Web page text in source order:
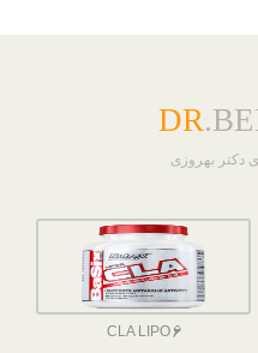
DR
دکتر بهروزی
CLA LIPO 6